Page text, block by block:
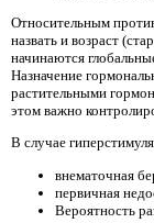
Относительным
назвать и возраст
начинаются
Назначение
растительными
этом важно
В случае
внематочная
первичная
Вероятность